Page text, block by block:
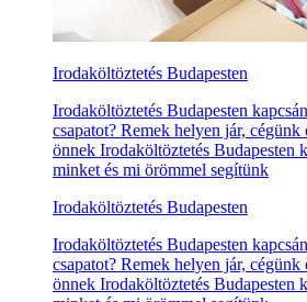
Irodaköltöztetés Budapesten
Irodaköltöztetés Budapesten
csapatot? Remek helyen jár, cégünk
önnek Irodaköltöztetés Budapesten
minket és mi örömmel segítünk
Irodaköltöztetés Budapesten
Irodaköltöztetés Budapesten
csapatot? Remek helyen jár, cégünk
önnek Irodaköltöztetés Budapesten